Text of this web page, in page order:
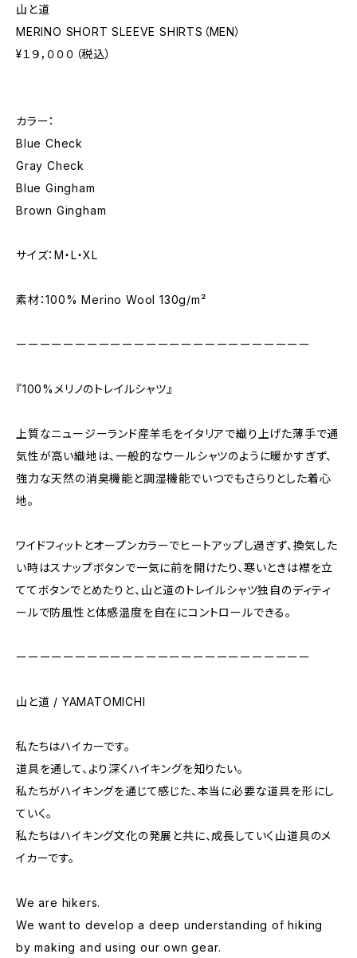
山と道
MERINO SHORT SLEEVE SHIRTS（MEN）
¥１９，０００（税込）
カラー：
Blue Check
Gray Check
Blue Gingham
Brown Gingham
サイズ：M・L・XL
素材：100% Merino Wool 130g/m²
ーーーーーーーーーーーーーーーーーーーーーーーーー
『100%メリノのトレイルシャツ』
上質なニュージーランド産羊毛をイタリアで織り上げた薄手で通
気性が高い織地は、一般的なウールシャツのように暖かすぎず、
強力な天然の消臭機能と調湿機能でいつでもさらりとした着心
地。
ワイドフィットとオープンカラーでヒートアップし過ぎず、換気した
い時はスナップボタンで一気に前を開けたり、寒いときは襟を立
ててボタンでとめたりと、山と道のトレイルシャツ独自のディティ
ールで防風性と体感温度を自在にコントロールできる。
ーーーーーーーーーーーーーーーーーーーーーーーーー
山と道 / YAMATOMICHI
私たちはハイカーです。
道具を通して、より深くハイキングを知りたい。
私たちがハイキングを通じて感じた、本当に必要な道具を形にし
ていく。
私たちはハイキング文化の発展と共に、成長していく山道具のメ
イカーです。
We are hikers.
We want to develop a deep understanding of hiking
by making and using our own gear.